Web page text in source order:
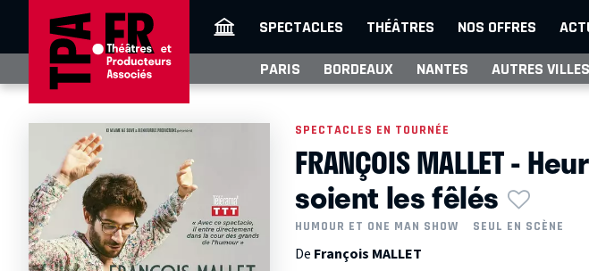
SPECTACLES THÉÂTRES NOS OFFRES
PARIS BORDEAUX NANTES AUTRES VILLES
SPECTACLES EN TOURNÉE
FRANÇOIS MALLET -
soient les fêlés
HUMOUR ET ONE MAN SHOW SEUL EN SCÈNE
De François MALLET